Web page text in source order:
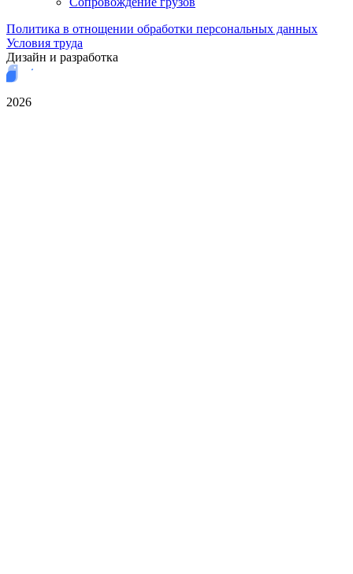
Политика в отнощении обработки персональных данных
Условия труда
Дизайн и разработка
2026